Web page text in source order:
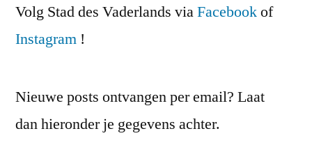
Volg Stad des Vaderlands viaFacebookof
Instagram !
Nieuwe posts ontvangen per email? Laat
dan hieronder je gegevens achter.